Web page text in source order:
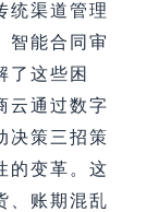
统渠道管理
智能合同审
了这些困
云通过数字
决策三招策
的变革。这
、账期混乱